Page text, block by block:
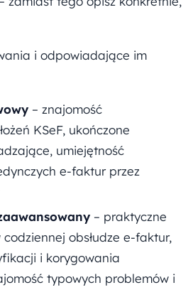
i odpowiadające im
– znajomość
KSeF, ukończone
umiejętność
e-faktur przez
– praktyczne
obsłudze e-faktur,
i korygowania
typowych problemów i